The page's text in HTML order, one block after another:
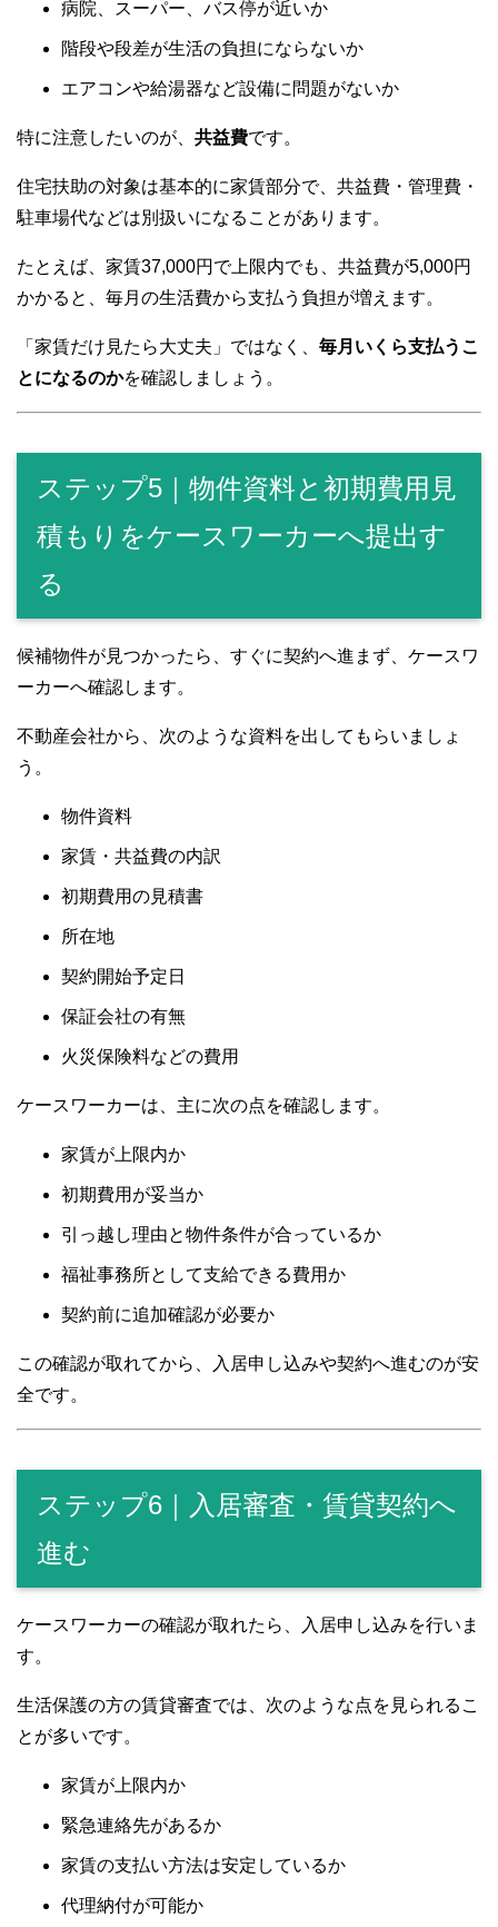
病院、スーパー、バス停が近いか
階段や段差が生活の負担にならないか
エアコンや給湯器など設備に問題がないか
特に注意したいのが、 共益費です。
住宅扶助の対象は基本的に家賃部分で、共益費・管理費・
駐車場代などは別扱いになることがあります。
たとえば、家賃37,000円で上限内でも、共益費が5,000円
かかると、毎月の生活費から支払う負担が増えます。
「家賃だけ見たら大丈夫」ではなく、 毎月いくら支払うこ
とになるのかを確認しましょう。
ステップ5｜物件資料と初期費用見
積もりをケースワーカーへ提出す
る
候補物件が見つかったら、すぐに契約へ進まず、ケースワ
ーカーへ確認します。
不動産会社から、次のような資料を出してもらいましょ
う。
物件資料
家賃・共益費の内訳
初期費用の見積書
所在地
契約開始予定日
保証会社の有無
火災保険料などの費用
ケースワーカーは、主に次の点を確認します。
家賃が上限内か
初期費用が妥当か
引っ越し理由と物件条件が合っているか
福祉事務所として支給できる費用か
契約前に追加確認が必要か
この確認が取れてから、入居申し込みや契約へ進むのが安
全です。
ステップ6｜入居審査・賃貸契約へ
進む
ケースワーカーの確認が取れたら、入居申し込みを行いま
す。
生活保護の方の賃貸審査では、次のような点を見られるこ
とが多いです。
家賃が上限内か
緊急連絡先があるか
家賃の支払い方法は安定しているか
代理納付が可能か